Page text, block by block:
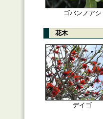
ゴバンノアシ
花木
デイゴ